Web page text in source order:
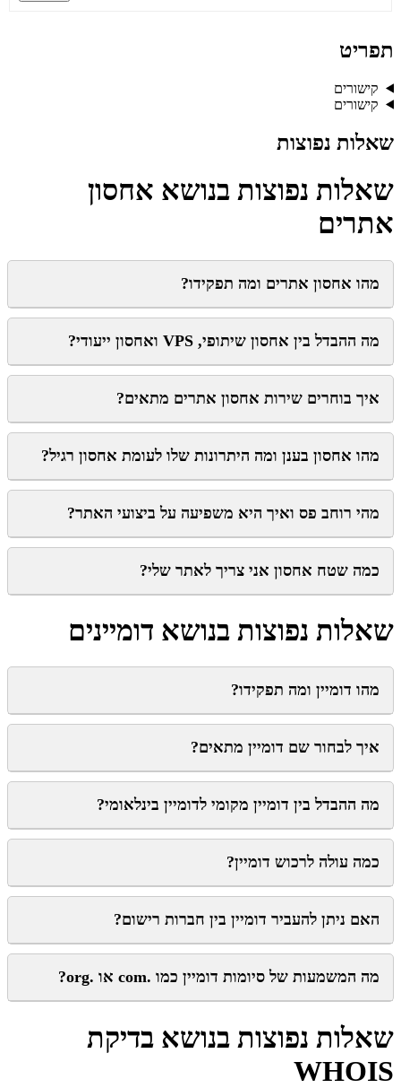
תפריט
קישורים
קישורים
שאלות נפוצות
שאלות נפוצות בנושא אחסון
אתרים
מהו אחסון אתרים ומה תפקידו?
מה ההבדל בין אחסון שיתופי, VPS ואחסון ייעודי?
איך בוחרים שירות אחסון אתרים מתאים?
מהו אחסון בענן ומה היתרונות שלו לעומת אחסון רגיל?
מהי רוחב פס ואיך היא משפיעה על ביצועי האתר?
כמה שטח אחסון אני צריך לאתר שלי?
שאלות נפוצות בנושא דומיינים
מהו דומיין ומה תפקידו?
איך לבחור שם דומיין מתאים?
מה ההבדל בין דומיין מקומי לדומיין בינלאומי?
כמה עולה לרכוש דומיין?
האם ניתן להעביר דומיין בין חברות רישום?
מה המשמעות של סיומות דומיין כמו .com או .org?
שאלות נפוצות בנושא בדיקת
WHOIS